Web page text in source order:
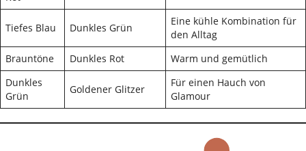
Tiefes Blau Dunkles Grün
Eine kühle Kombination für
den Alltag
Brauntöne
Dunkles Rot
Warm und gemütlich
Dunkles
Grün
Goldener Glitzer
Für einen Hauch von
Glamour